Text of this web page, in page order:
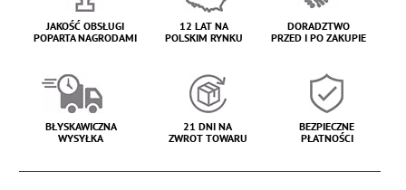
JAKOŚĆ OBSŁUGI
POPARTA NAGRODAMI
12 LAT NA
POLSKIM RYNKU
DORADZTWO
PRZED I PO ZAKUPIE
BŁYSKAWICZNA
WYSYŁKA
21 DNI NA
ZWROT TOWARU
BEZPIECZNE
PŁATNOŚCI